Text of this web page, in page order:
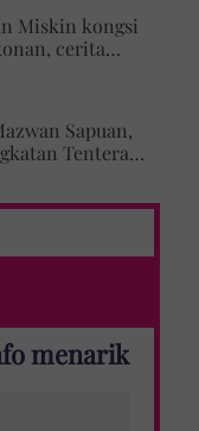
Miskin kongsi
cerita
Sapuan,
Tentera
menarik